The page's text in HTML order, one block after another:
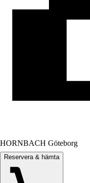
HORNBACH Göteborg
Reservera & hämta